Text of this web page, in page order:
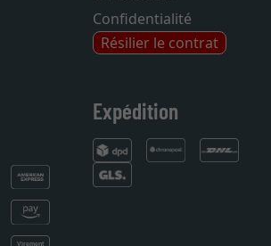
Rétractation
Confidentialité
Résilier le contrat
Expédition